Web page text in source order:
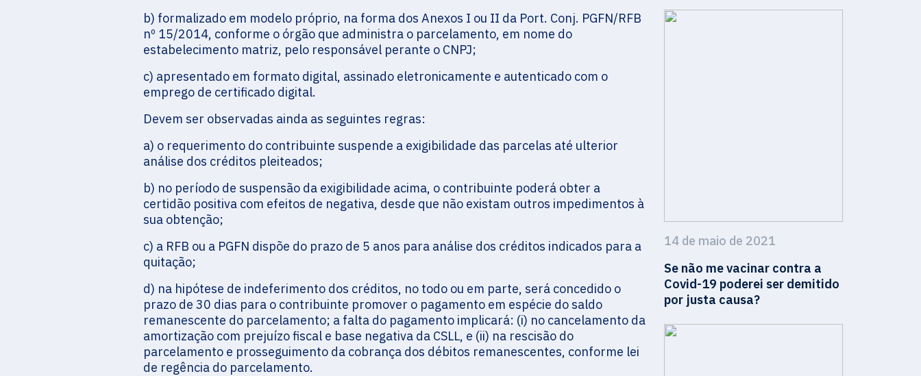
b) formalizado em modelo próprio, na forma dos Anexos I ou II da Port. Conj. PGFN/RFB
nº 15/2014, conforme o órgão que administra o parcelamento, em nome do
estabelecimento matriz, pelo responsável perante o CNPJ;
c) apresentado em formato digital, assinado eletronicamente e autenticado com o
emprego de certificado digital.
Devem ser observadas ainda as seguintes regras:
a) o requerimento do contribuinte suspende a exigibilidade das parcelas até ulterior
análise dos créditos pleiteados;
b) no período de suspensão da exigibilidade acima, o contribuinte poderá obter a
certidão positiva com efeitos de negativa, desde que não existam outros impedimentos à
sua obtenção;
c) a RFB ou a PGFN dispõe do prazo de 5 anos para análise dos créditos indicados para a
quitação;
d) na hipótese de indeferimento dos créditos, no todo ou em parte, será concedido o
prazo de 30 dias para o contribuinte promover o pagamento em espécie do saldo
remanescente do parcelamento; a falta do pagamento implicará: (i) no cancelamento da
amortização com prejuízo fiscal e base negativa da CSLL, e (ii) na rescisão do
parcelamento e prosseguimento da cobrança dos débitos remanescentes, conforme lei
de regência do parcelamento.
14 de maio de 2021
Se não me vacinar contra a
Covid-19 poderei ser demitido
por justa causa?